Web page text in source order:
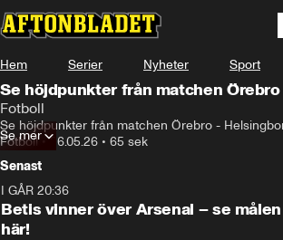
Hem Serier Nyheter Sport
Se höjdpunkter från matchen
Fotboll
Fotboll•26.05.26 • 65 sek
Se mer
Senast
I GÅR 20:36
Betis vinner över Arsenal – se målen
här!